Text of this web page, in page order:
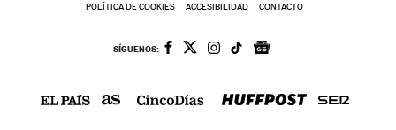
POLÍTICA DE COOKIES ACCESIBILIDAD CONTACTO
SÍGUENOS: